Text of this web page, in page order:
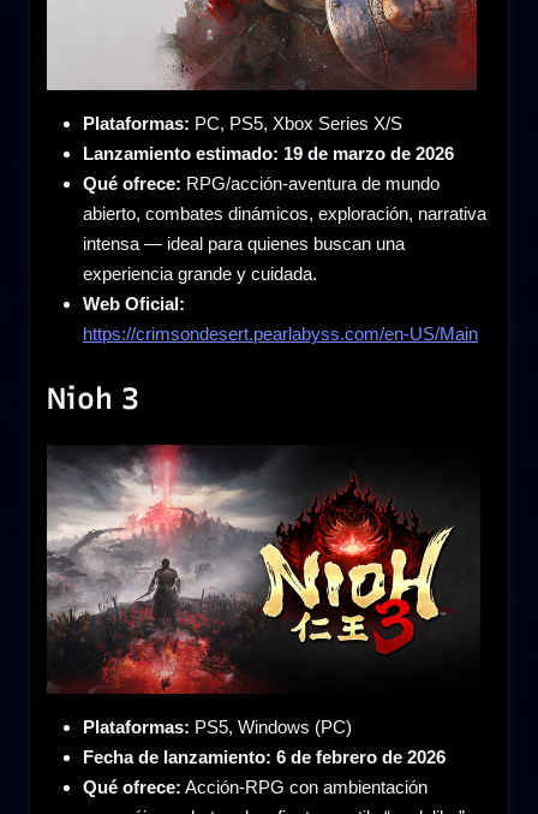
Plataformas: PC, PS5, Xbox Series X/S
Lanzamiento estimado: 19 de marzo de 2026
Qué ofrece: RPG/acción-aventura de mundo
abierto, combates dinámicos, exploración, narrativa
intensa — ideal para quienes buscan una
experiencia grande y cuidada.
Web Oficial:
https://crimsondesert.pearlabyss.com/en-US/Main
Nioh 3
Plataformas: PS5, Windows (PC)
Fecha de lanzamiento: 6 de febrero de 2026
Qué ofrece: Acción-RPG con ambientación